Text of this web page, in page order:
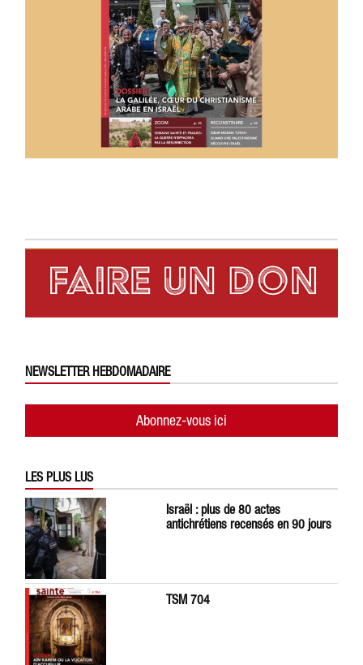
NEWSLETTER HEBDOMADAIRE
Abonnez-vous ici
LES PLUS LUS
Israël : plus de 80 actes
antichrétiens recensés en 90 jours
TSM 704